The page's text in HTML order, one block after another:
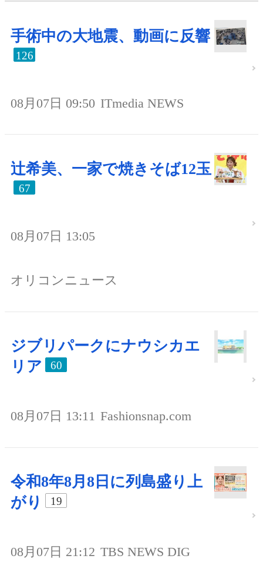
手術中の大地震、動画に反響
126
08月07日 09:50 ITmedia NEWS
辻希美、一家で焼きそば12玉
67
08月07日 13:05
オリコンニュース
ジブリパークにナウシカエ
リア
60
08月07日 13:11 Fashionsnap.com
令和8年8月8日に列島盛り上
がり
19
08月07日 21:12 TBS NEWS DIG